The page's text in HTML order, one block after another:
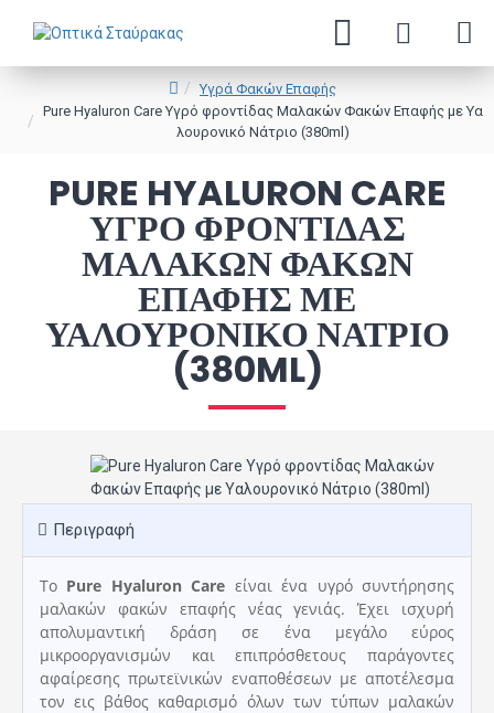
Υγρά Φακών Επαφής
Pure Hyaluron Care Υγρό φροντίδας Μαλακών Φακών Επαφής με Υα
λουρονικό Νάτριο (380ml)
PURE HYALURON CARE
ΥΓΡΌ ΦΡΟΝΤΊΔΑΣ
ΜΑΛΑΚΏΝ ΦΑΚΏΝ
ΕΠΑΦΉΣ ΜΕ
ΥΑΛΟΥΡΟΝΙΚΌ ΝΆΤΡΙΟ
(380ML)
Περιγραφή
Το Pure Hyaluron Care είναι ένα υγρό συντήρησης
μαλακών φακών επαφής νέας γενιάς. Έχει ισχυρή
απολυμαντική δράση σε ένα μεγάλο εύρος
μικροοργανισμών και επιπρόσθετους παράγοντες
αφαίρεσης πρωτεϊνικών εναποθέσεων με αποτέλεσμα
τον εις βάθος καθαρισμό όλων των τύπων μαλακών